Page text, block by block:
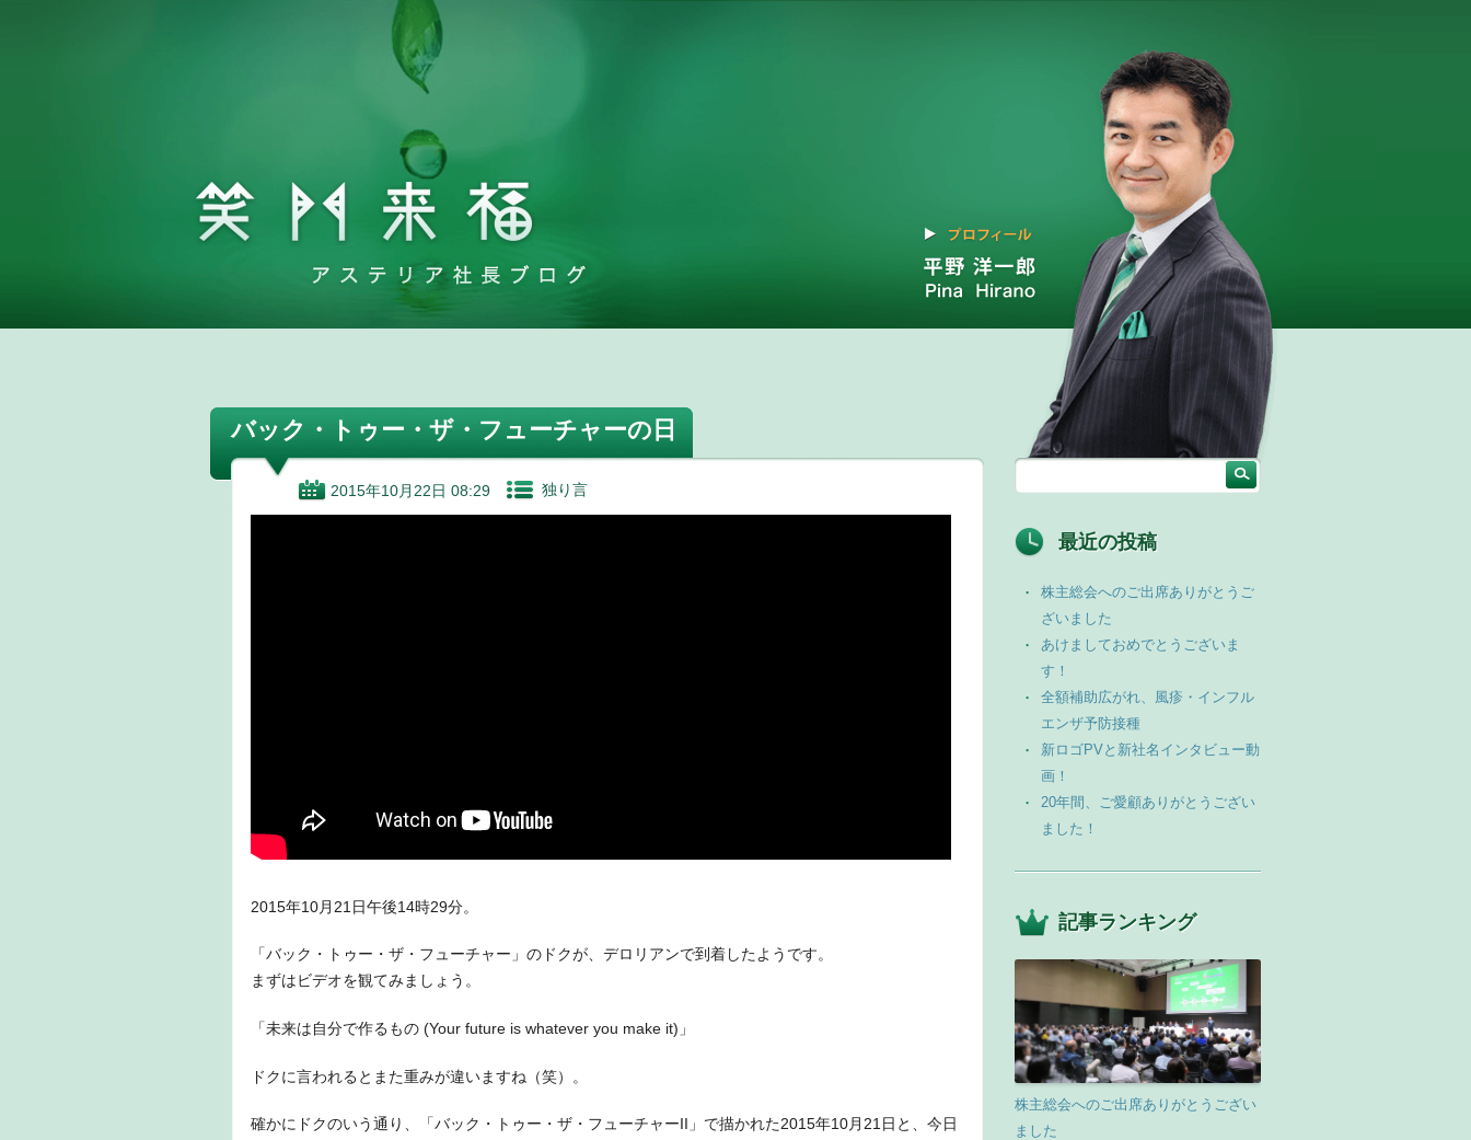
バック・トゥー・ザ・フューチャーの日
2015年10月22日 08:29 独り言
2015年10月21日午後14時29分。
「バック・トゥー・ザ・フューチャー」のドクが、デロリアンで到着したようです。
まずはビデオを観てみましょう。
「未来は自分で作るもの (Your future is whatever you make it)」
ドクに言われるとまた重みが違いますね（笑）。
確かにドクのいう通り、「バック・トゥー・ザ・フューチャーII」で描かれた2015年10月21日と、今日
最近の投稿
株主総会へのご出席ありがとうご
ざいました
あけましておめでとうございま
す！
全額補助広がれ、風疹・インフル
エンザ予防接種
新ロゴPVと新社名インタビュー動
画！
20年間、ご愛顧ありがとうござい
ました！
記事ランキング
株主総会へのご出席ありがとうござい
ました